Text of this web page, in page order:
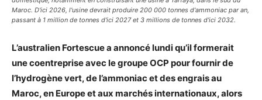
Maroc. D'ici 2026, l'usine devrait produire 200 000 tonnes d'ammoniac par an,
passant à 1 million de tonnes d'ici 2027 et 3 millions de tonnes d'ici 2032.
L’australien Fortescue a annoncé lundi qu’il formerait
une coentreprise avec le groupe OCP pour fournir de
l’hydrogène vert, de l’ammoniac et des engrais au
Maroc, en Europe et aux marchés internationaux, alors